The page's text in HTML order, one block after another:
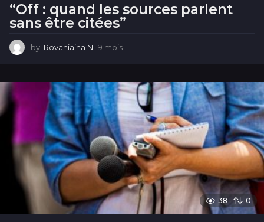
“Off : quand les sources parlent
sans être citées”
by Rovaniaina N. 9 mois
i
s
38 0